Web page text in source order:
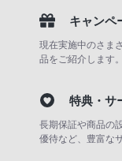
キャンペ
現在実施中のさま
品をご紹介します。
特典・サ
長期保証や商品の
優待など、豊富な